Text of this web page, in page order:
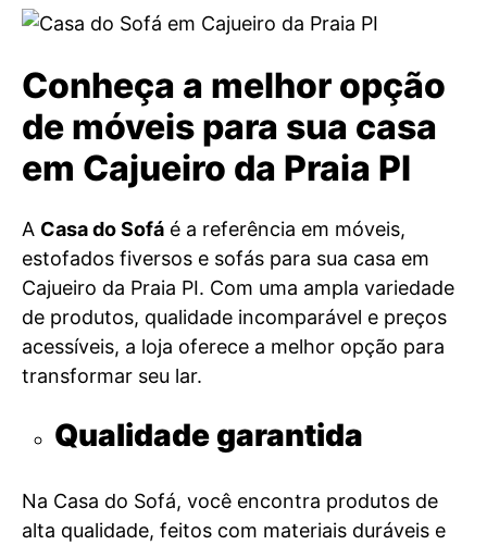
Conheça a melhor opção
de móveis para sua casa
em Cajueiro da Praia PI
A Casa do Sofá é a referência em móveis,
estofados fiversos e sofás para sua casa em
Cajueiro da Praia PI. Com uma ampla variedade
de produtos, qualidade incomparável e preços
acessíveis, a loja oferece a melhor opção para
transformar seu lar.
Qualidade garantida
Na Casa do Sofá, você encontra produtos de
alta qualidade, feitos com materiais duráveis e